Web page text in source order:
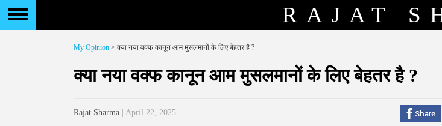
RAJAT
My Opinion > क्या नया वक्फ कानून आम मुसलमानों के लिए बेहतर है ?
क्या नया वक्फ कानून आम मुसलमानों के लिए बेहतर है ?
Rajat Sharma | April 22, 2025